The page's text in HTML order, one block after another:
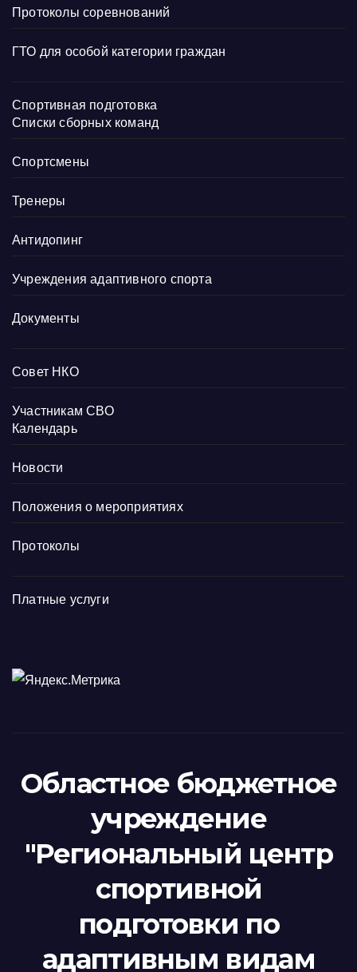
Протоколы соревнований
ГТО для особой категории граждан
Спортивная подготовка
Списки сборных команд
Спортсмены
Тренеры
Антидопинг
Учреждения адаптивного спорта
Документы
Совет НКО
Участникам СВО
Календарь
Новости
Положения о мероприятиях
Протоколы
Платные услуги
Областное бюджетное
учреждение
"Региональный центр
спортивной
подготовки по
адаптивным видам